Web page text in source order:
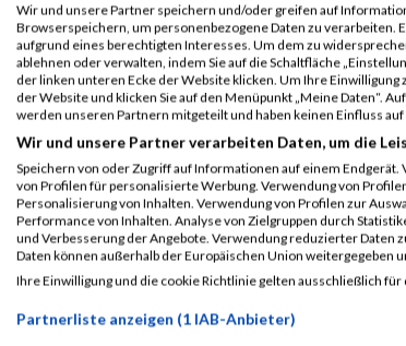
1244
Stephanie Holzenthal
1242
Linus Heuser
1272
Samuel Stein
1275
Sarah Trono
1263
Martina Neust
1279
Nina Winterscheid
1274
Tamino Stein
1267
Ralf Sonnenberg
Rang:789.
Kontaktformular / Fragen
Wir und unsere Partner speichern und/oder greifen auf
Browserspeichern, um personenbezogene Daten zu
aufgrund eines berechtigten Interesses. Um dem zu
ablehnen oder verwalten, indem Sie auf die Schaltfläche
der linken unteren Ecke der Website klicken. Um Ihre
der Website und klicken Sie auf den Menüpunkt „Meine Daten“.
werden unseren Partnern mitgeteilt und haben keinen Einfluss
Wir und unsere Partner verarbeiten Daten, um die
Speichern von oder Zugriff auf Informationen auf einem
von Profilen für personalisierte Werbung. Verwendung von
Personalisierung von Inhalten. Verwendung von Profilen zur
Performance von Inhalten. Analyse von Zielgruppen durch
und Verbesserung der Angebote. Verwendung reduzierter Daten
Daten können außerhalb der Europäischen Union weitergegeben
Ihre Einwilligung und die cookie Richtlinie gelten ausschließlich für
Partnerliste anzeigen (1 IAB-Anbieter)